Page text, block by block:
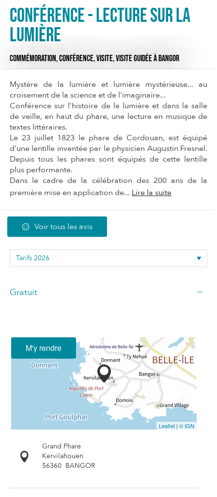
Conférence - lecture sur la
lumière
COMMÉMORATION,CONFÉRENCE,VISITE,VISITE GUIDÉEÀ BANGOR
Mystère de la lumière et lumière mystérieuse... au
croisement de la science et de l'imaginaire...
Conférence sur l’histoire de la lumière et dans la salle
de veille, en haut du phare, une lecture en musique de
textes littéraires.
Le 23 juillet 1823 le phare de Cordouan, est équipé
d’une lentille inventée par le physicien Augustin Fresnel.
Depuis tous les phares sont équipés de cette lentille
plus performante.
Dans le cadre de la célébration des 200 ans de la
première mise en application de... Lire la suite
Voir tous les avis
Gratuit —
M'y rendre
Leaflet | © IGN
Grand Phare
Kervilahouen
56360 BANGOR